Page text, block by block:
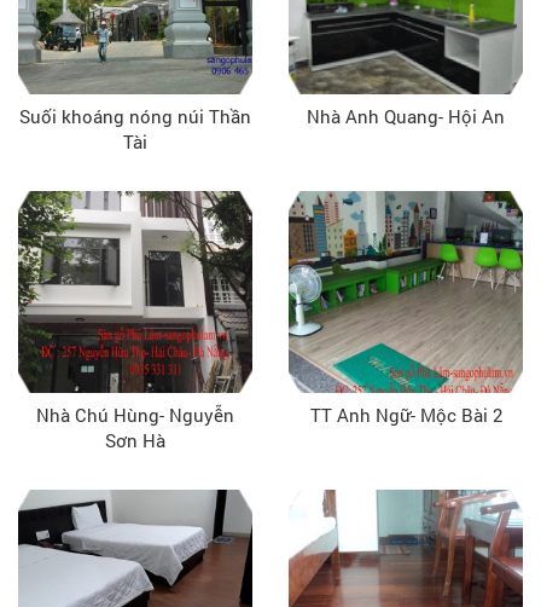
Suối khoáng nóng núi Thần
Tài
Nhà Anh Quang- Hội An
Nhà Chú Hùng- Nguyễn
Sơn Hà
TT Anh Ngữ- Mộc Bài 2